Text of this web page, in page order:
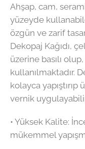
Ahşap, cam,
yüzeyde
özgün ve zarif
Dekopaj Kağıdı,
üzerine basılı
kullanılmaktadır.
kolayca
vernik
•⁠ ⁠Yüksek Kalite:
mükemmel